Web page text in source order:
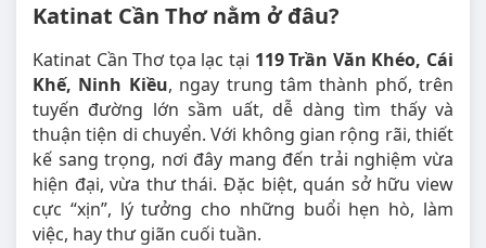
Katinat Cần Thơ nằm ở đâu?
Katinat Cần Thơ tọa lạc tại 119 Trần Văn Khéo, Cái
Khế, Ninh Kiều, ngay trung tâm thành phố, trên
tuyến đường lớn sầm uất, dễ dàng tìm thấy và
thuận tiện di chuyển. Với không gian rộng rãi, thiết
kế sang trọng, nơi đây mang đến trải nghiệm vừa
hiện đại, vừa thư thái. Đặc biệt, quán sở hữu view
cực “xịn”, lý tưởng cho những buổi hẹn hò, làm
việc, hay thư giãn cuối tuần.